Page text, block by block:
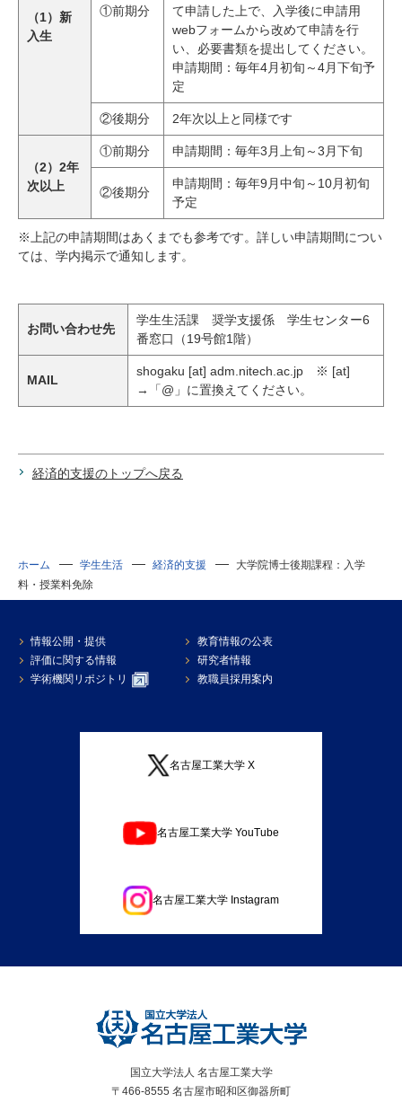
（1）新
入生
①前期分
て申請した上で、入学後に申請用
webフォームから改めて申請を行
い、必要書類を提出してください。
申請期間：毎年4月初旬～4月下旬予
定
②後期分 2年次以上と同様です
（2）2年
次以上
①前期分 申請期間：毎年3月上旬～3月下旬
②後期分
申請期間：毎年9月中旬～10月初旬
予定
※上記の申請期間はあくまでも参考です。詳しい申請期間につい
ては、学内掲示で通知します。
お問い合わせ先
学生生活課 奨学支援係 学生センター6
番窓口（19号館1階）
MAIL
shogaku [at] adm.nitech.ac.jp ※ [at]
→「@」に置換えてください。
経済的支援のトップへ戻る
ホーム 学生生活 経済的支援
大学院博士後期課程：入学
料・授業料免除
情報公開・提供
教育情報の公表
評価に関する情報
研究者情報
学術機関リポジトリ
教職員採用案内
名古屋工業大学 X
名古屋工業大学 YouTube
名古屋工業大学 Instagram
国立大学法人 名古屋工業大学
〒466-8555 名古屋市昭和区御器所町